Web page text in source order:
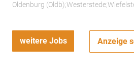
Oldenburg
weitere Jobs Anzeige